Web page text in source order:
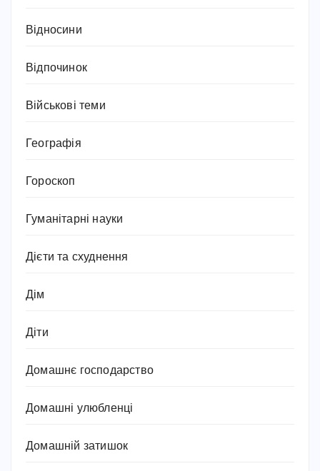
Відносини
Відпочинок
Військові теми
Географія
Гороскоп
Гуманітарні науки
Дієти та схуднення
Дім
Діти
Домашнє господарство
Домашні улюбленці
Домашній затишок